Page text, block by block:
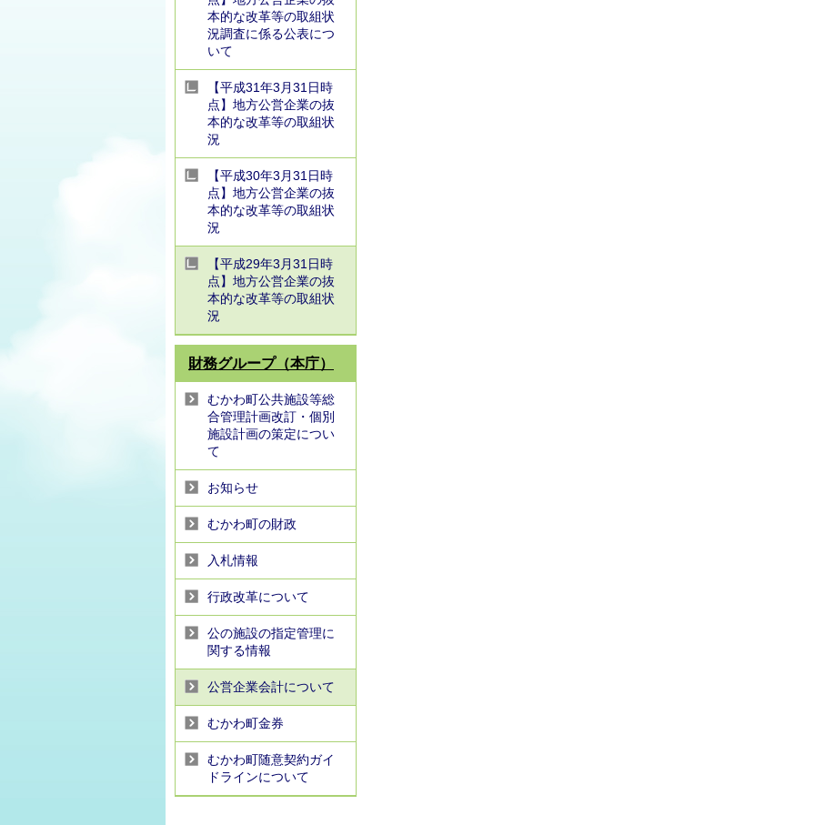
本的な改革等の取組状
況調査に係る公表につ
いて
【平成31年3月31日時
点】地方公営企業の抜
本的な改革等の取組状
況
【平成30年3月31日時
点】地方公営企業の抜
本的な改革等の取組状
況
【平成29年3月31日時
点】地方公営企業の抜
本的な改革等の取組状
況
財務グループ（本庁）
むかわ町公共施設等総
合管理計画改訂・個別
施設計画の策定につい
て
お知らせ
むかわ町の財政
入札情報
行政改革について
公の施設の指定管理に
関する情報
公営企業会計について
むかわ町金券
むかわ町随意契約ガイ
ドラインについて